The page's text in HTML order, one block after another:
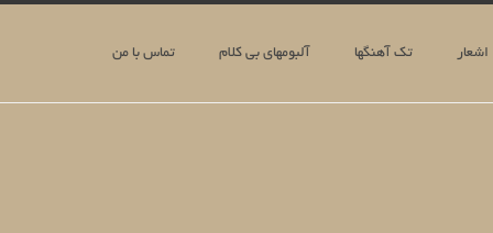
اشعار تک آهنگها آلبومهای بی کلام تماس با من